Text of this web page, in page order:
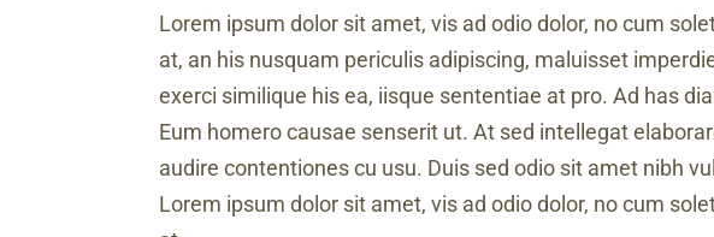
Lorem ipsum dolor sit amet, vis ad odio dolor, no cum
at, an his nusquam periculis adipiscing, maluisset
exerci similique his ea, iisque sententiae at pro. Ad has
Eum homero causae senserit ut. At sed intellegat
audire contentiones cu usu. Duis sed odio sit amet nibh
Lorem ipsum dolor sit amet, vis ad odio dolor, no cum